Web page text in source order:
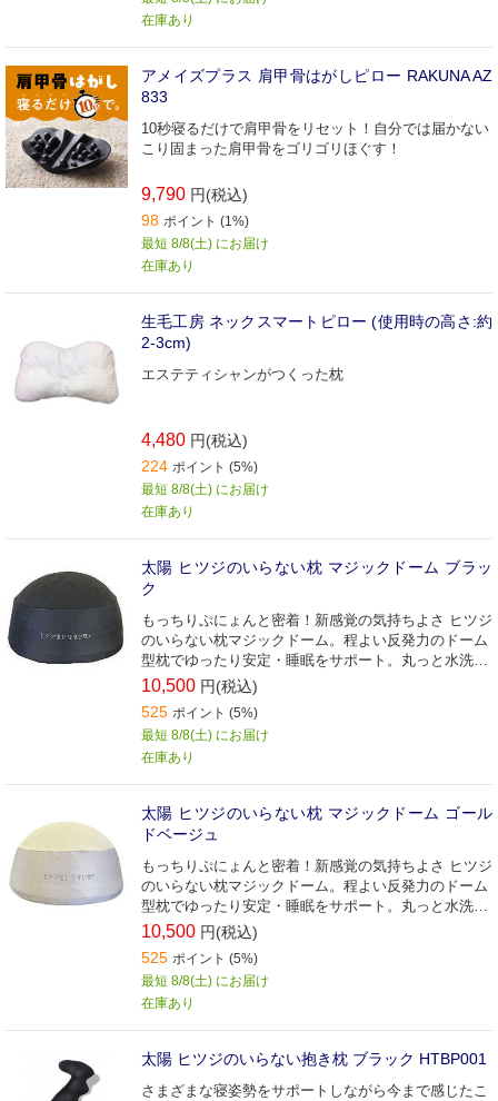
在庫あり
アメイズプラス 肩甲骨はがしピロー RAKUNA AZ
833
10秒寝るだけで肩甲骨をリセット！自分では届かない
こり固まった肩甲骨をゴリゴリほぐす！
9,790 円(税込)
98 ポイント (1%)
最短 8/8(土) にお届け
在庫あり
生毛工房 ネックスマートピロー (使用時の高さ:約
2-3cm)
エステティシャンがつくった枕
4,480 円(税込)
224 ポイント (5%)
最短 8/8(土) にお届け
在庫あり
太陽 ヒツジのいらない枕 マジックドーム ブラッ
ク
もっちりぷにょんと密着！新感覚の気持ちよさ ヒツジ
のいらない枕マジックドーム。程よい反発力のドーム
型枕でゆったり安定・睡眠をサポート。丸っと水洗い
も可能。
10,500 円(税込)
525 ポイント (5%)
最短 8/8(土) にお届け
在庫あり
太陽 ヒツジのいらない枕 マジックドーム ゴール
ドベージュ
もっちりぷにょんと密着！新感覚の気持ちよさ ヒツジ
のいらない枕マジックドーム。程よい反発力のドーム
型枕でゆったり安定・睡眠をサポート。丸っと水洗い
も可能。
10,500 円(税込)
525 ポイント (5%)
最短 8/8(土) にお届け
在庫あり
太陽 ヒツジのいらない抱き枕 ブラック HTBP001
さまざまな寝姿勢をサポートしながら今まで感じたこ